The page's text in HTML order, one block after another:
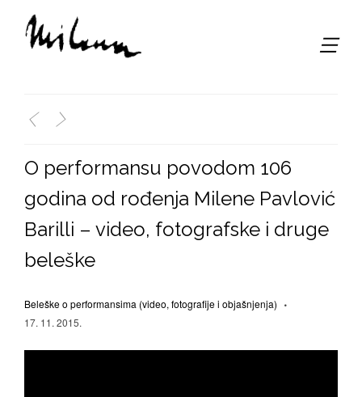
,
< >
O performansu povodom 106
godina od rođenja Milene Pavlović
Barilli – video, fotografske i druge
beleške
Beleške o performansima (video, fotografije i objašnjenja)
17. 11. 2015.